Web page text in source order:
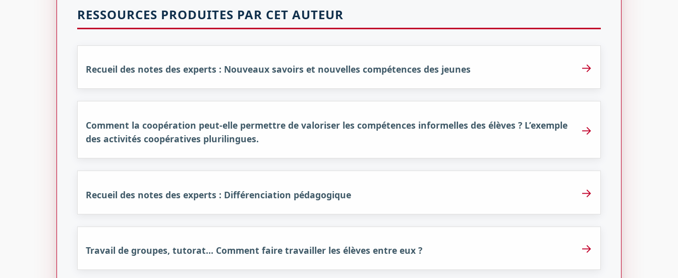
RESSOURCES PRODUITES PAR CET AUTEUR
Recueil des notes des experts : Nouveaux savoirs et nouvelles compétences des jeunes →
Comment la coopération peut-elle permettre de valoriser les compétences informelles des élèves ? L’exemple
des activités coopératives plurilingues.
→
Recueil des notes des experts : Différenciation pédagogique →
Travail de groupes, tutorat… Comment faire travailler les élèves entre eux ? →